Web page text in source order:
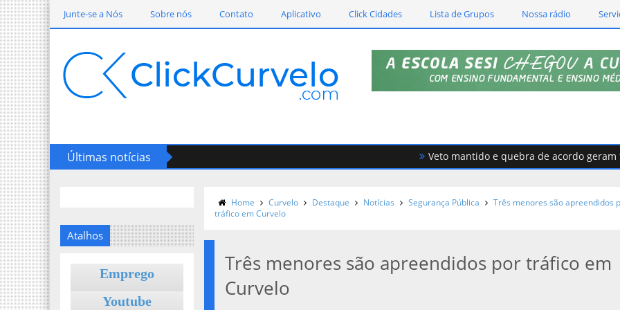
Junte-se a Nós Sobre nós Contato Aplicativo Click Cidades Lista de Grupos Nossa rádio
Últimas notícias Veto mantido e quebra de acordo geram
Atalhos
Emprego
Youtube
Home Curvelo Destaque Notícias Segurança Pública
Três menores são apreendidos
tráfico em Curvelo
Três menores são apreendidos por tráfico em
Curvelo